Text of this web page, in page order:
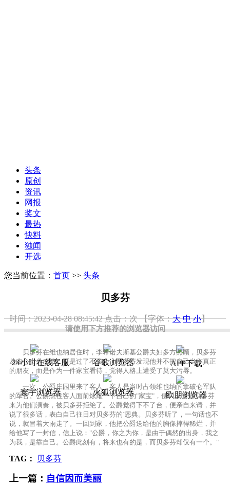
请使用下方推荐的浏览器访问
24小时在线客服 谷歌浏览器 APP下载
寰宇浏览器 火狐浏览器 欧朋浏览器
头条
原创
资讯
网报
奖文
最热
快料
独闻
开选
您当前位置： 首页 >> 头条
贝多芬
时间：2023-04-28 08:45:42点击：次 【字体：大 中 小】
贝多芬在维也纳居住时，李希诺夫斯基公爵夫妇多方照顾，贝多芬
从内心十分感激。可是过了不多久，贝多芬发现他并不把自己当作真正
的朋友，而是作为一件家宝看待，觉得人格上遭受了莫大污辱。
一次，公爵庄园里来了客人，客人是当时占领维也纳的拿破仑军队
的军官。公爵想在客人面前炫耀一下自己的"家宝"，便叫人去请贝多芬
来为他们演奏，被贝多芬拒绝了。公爵觉得下不了台，便亲自来请，并
说了很多话，表白自己往日对贝多芬的`恩典。贝多芬听了，一句话也不
说，就冒着大雨走了。一回到家，他把公爵送给他的胸像摔得稀烂，并
给他写了一封信，信上说："公爵，你之为你，是由于偶然的出身，我之
为我，是靠自己。公爵此刻有，将来也有的是，而贝多芬却仅有一个。"
TAG： 贝多芬
上一篇： 自信因而美丽